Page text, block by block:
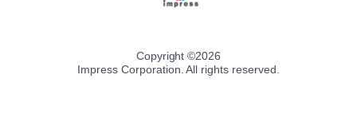
Copyright ©2026
Impress Corporation. All rights reserved.